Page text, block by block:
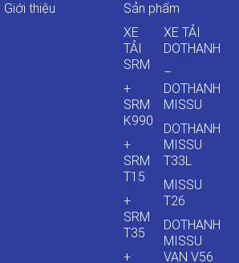
Giới thiệu
Sản phẩm
XE
TẢI
SRM
+
SRM
K990
+
SRM
T15
+
SRM
T35
+
XE TẢI
DOTHANH
–
DOTHANH
MISSU
DOTHANH
MISSU
T33L
MISSU
T26
DOTHANH
MISSU
VAN V56